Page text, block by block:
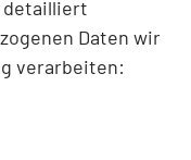
detailliert
Daten wir
verarbeiten: